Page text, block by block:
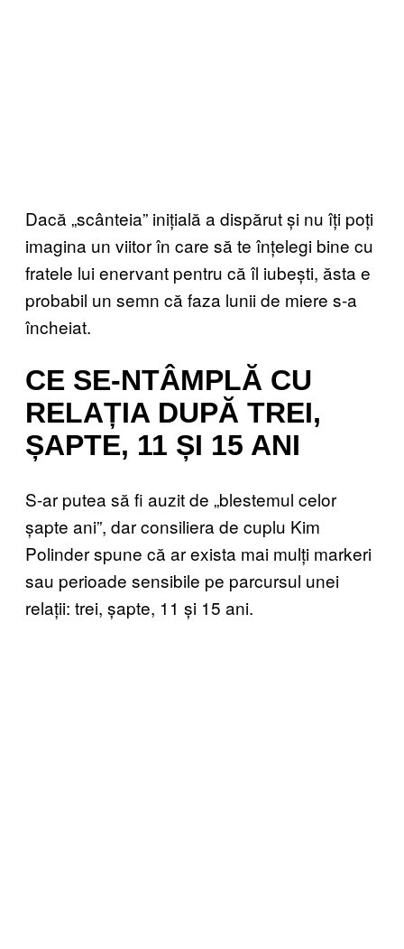
Dacă „scânteia” inițială a dispărut și nu îți poți
imagina un viitor în care să te înțelegi bine cu
fratele lui enervant pentru că îl iubești, ăsta e
probabil un semn că faza lunii de miere s-a
încheiat.
CE SE-NTÂMPLĂ CU
RELAȚIA DUPĂ TREI,
ȘAPTE, 11 ȘI 15 ANI
S-ar putea să fi auzit de „blestemul celor
șapte ani”, dar consiliera de cuplu Kim
Polinder spune că ar exista mai mulți markeri
sau perioade sensibile pe parcursul unei
relații: trei, șapte, 11 și 15 ani.